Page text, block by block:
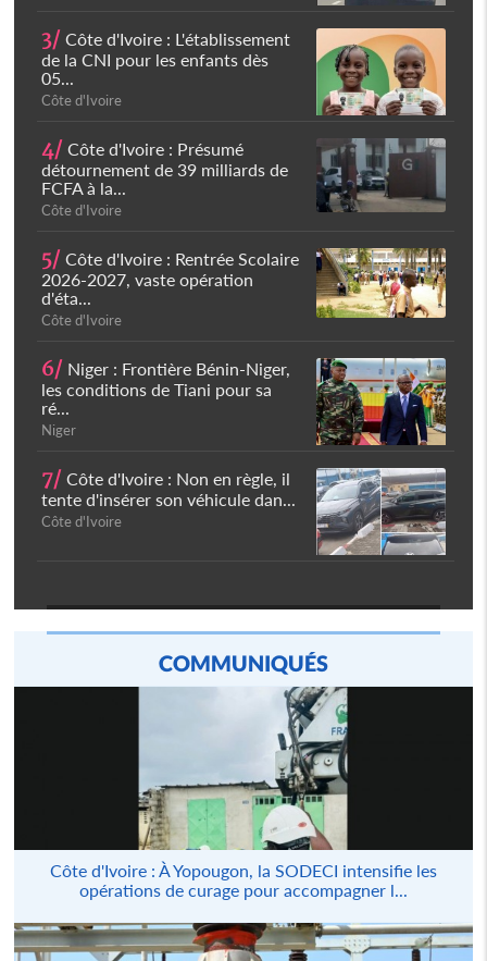
3/ Côte d'Ivoire : L'établissement
de la CNI pour les enfants dès
05...
Côte d'Ivoire
4/ Côte d'Ivoire : Présumé
détournement de 39 milliards de
FCFA à la...
Côte d'Ivoire
5/ Côte d'Ivoire : Rentrée Scolaire
2026-2027, vaste opération
d'éta...
Côte d'Ivoire
6/ Niger : Frontière Bénin-Niger,
les conditions de Tiani pour sa
ré...
Niger
7/ Côte d'Ivoire : Non en règle, il
tente d'insérer son véhicule dan...
Côte d'Ivoire
COMMUNIQUÉS
Côte d'Ivoire : À Yopougon, la SODECI intensifie les
opérations de curage pour accompagner l...